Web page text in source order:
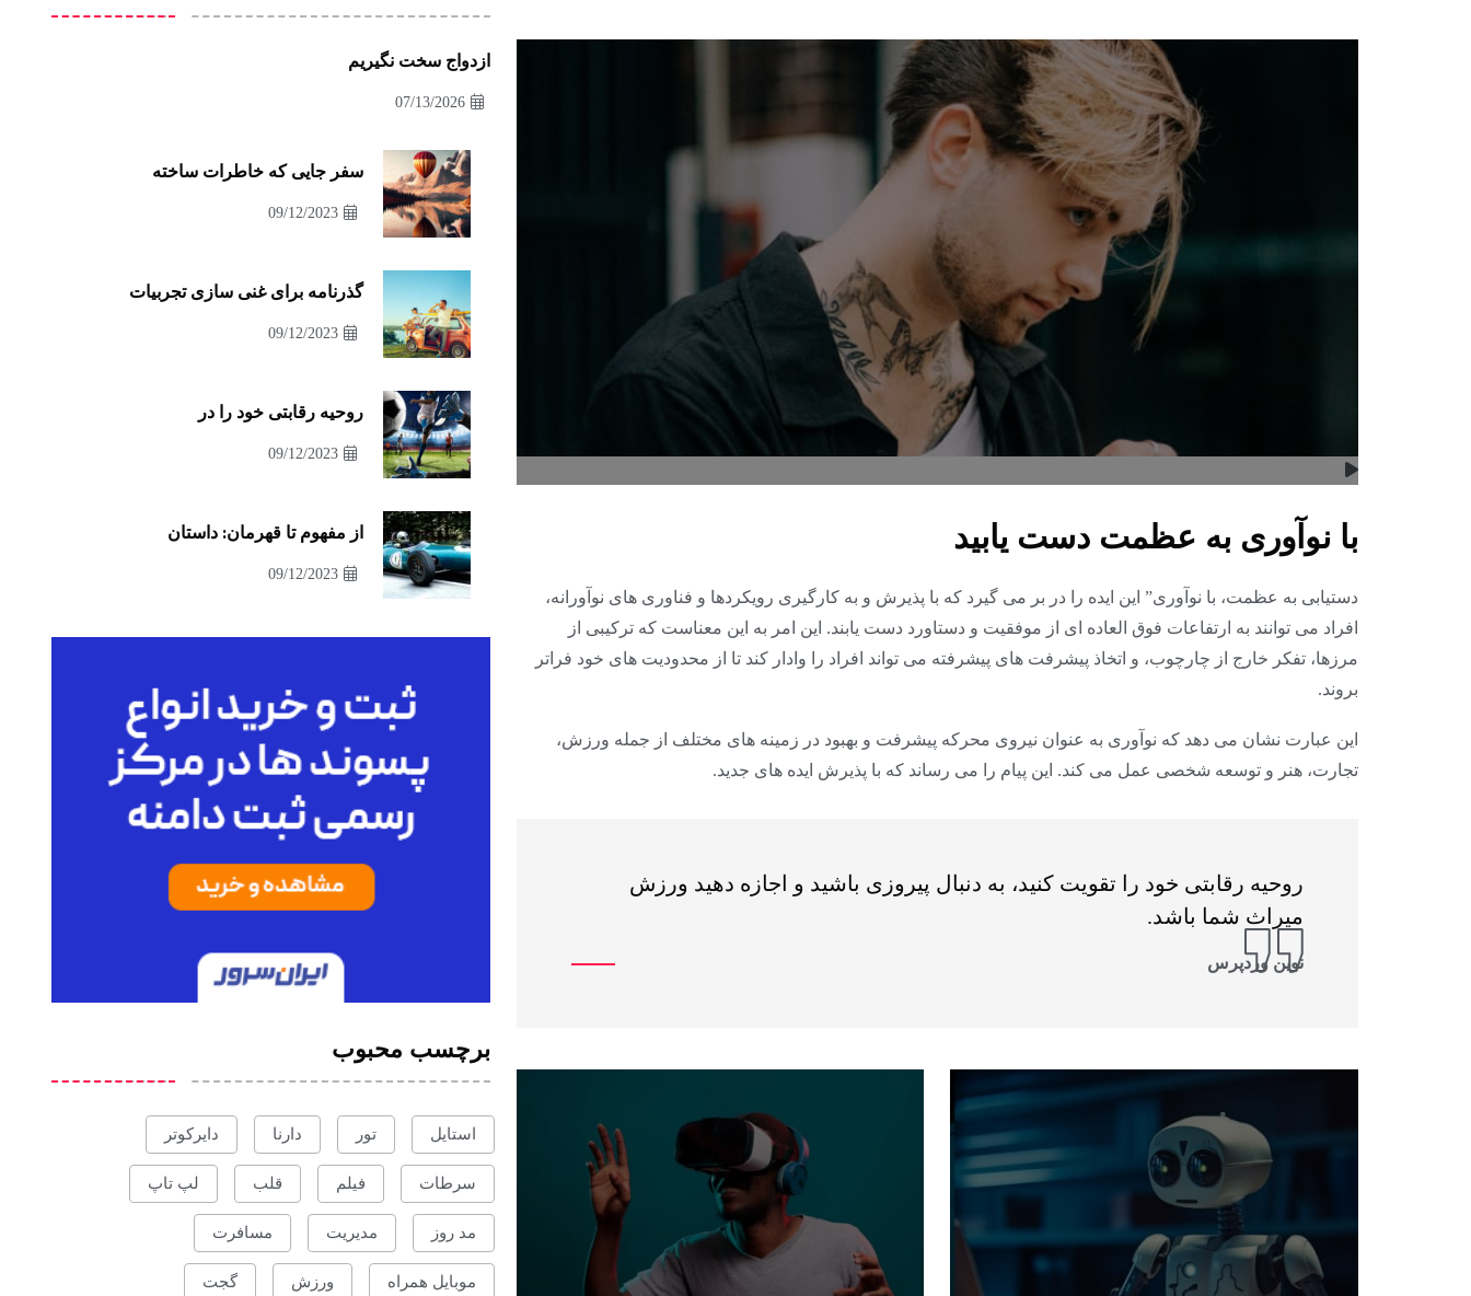
با نوآوری به عظمت دست یابید
دستیابی به عظمت، با نوآوری” این ایده را در بر می گیرد که با پذیرش و به کارگیری رویکردها و فناوری های نوآورانه،
افراد می توانند به ارتفاعات فوق العاده ای از موفقیت و دستاورد دست یابند. این امر به این معناست که ترکیبی از
مرزها، تفکر خارج از چارچوب، و اتخاذ پیشرفت های پیشرفته می تواند افراد را وادار کند تا از محدودیت های خود فراتر
بروند.
این عبارت نشان می دهد که نوآوری به عنوان نیروی محرکه پیشرفت و بهبود در زمینه های مختلف از جمله ورزش،
تجارت، هنر و توسعه شخصی عمل می کند. این پیام را می رساند که با پذیرش ایده های جدید.
روحیه رقابتی خود را تقویت کنید، به دنبال پیروزی باشید و اجازه دهید ورزش
میراث شما باشد.
نوین وردپرس
ازدواج سخت نگیریم
07/13/2026
سفر جایی که خاطرات ساخته
09/12/2023
گذرنامه برای غنی سازی تجربیات
09/12/2023
روحیه رقابتی خود را در
09/12/2023
از مفهوم تا قهرمان: داستان
09/12/2023
برچسب محبوب
استایل تور دارنا دایرکوتر
سرطات فیلم قلب لپ تاپ
مد روز مدیریت مسافرت
موبایل همراه ورزش گجت